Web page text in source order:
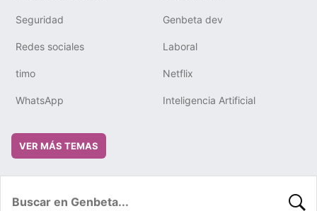
Seguridad Genbeta dev
Redes sociales Laboral
timo Netflix
WhatsApp Inteligencia Artificial
VER MÁS TEMAS